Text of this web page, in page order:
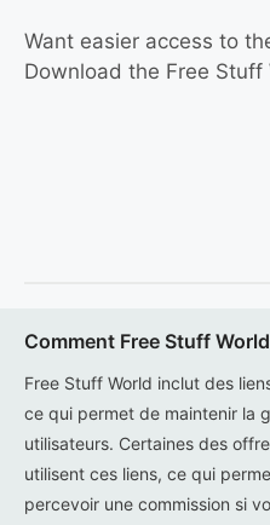
Want easier access to
Download the Free Stuff
Comment Free Stuff
Free Stuff World inclut des
ce qui permet de maintenir la
utilisateurs. Certaines des
utilisent ces liens, ce qui
percevoir une commission si